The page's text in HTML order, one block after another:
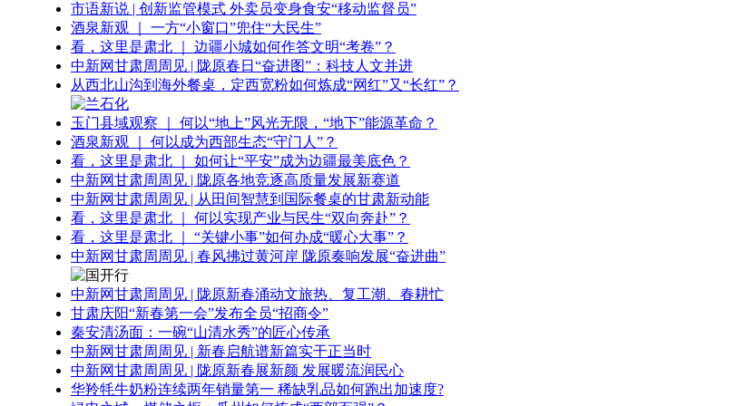
市语新说 | 创新监管模式 外卖员变身食安“移动监督员”
酒泉新观 ｜ 一方“小窗口”兜住“大民生”
看，这里是肃北 ｜ 边疆小城如何作答文明“考卷”？
中新网甘肃周周见 | 陇原春日“奋进图”：科技人文并进
从西北山沟到海外餐桌，定西宽粉如何炼成“网红”又“长红”？
玉门县域观察 ｜ 何以“地上”风光无限，“地下”能源革命？
酒泉新观 ｜ 何以成为西部生态“守门人”？
看，这里是肃北 ｜ 如何让“平安”成为边疆最美底色？
中新网甘肃周周见 | 陇原各地竞逐高质量发展新赛道
中新网甘肃周周见 | 从田间智慧到国际餐桌的甘肃新动能
看，这里是肃北 ｜ 何以实现产业与民生“双向奔赴”？
看，这里是肃北 ｜ “关键小事”如何办成“暖心大事”？
中新网甘肃周周见 | 春风拂过黄河岸 陇原奏响发展“奋进曲”
中新网甘肃周周见 | 陇原新春涌动文旅热、复工潮、春耕忙
甘肃庆阳“新春第一会”发布全员“招商令”
秦安清汤面：一碗“山清水秀”的匠心传承
中新网甘肃周周见 | 新春启航谱新篇实干正当时
中新网甘肃周周见 | 陇原新春展新颜 发展暖流润民心
华羚牦牛奶粉连续两年销量第一 稀缺乳品如何跑出加速度?